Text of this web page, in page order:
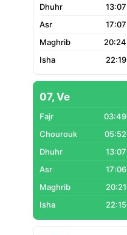
13:07
17:07
20:24
22:19
07, Ve
03:49
05:52
13:07
17:06
20:21
22:15